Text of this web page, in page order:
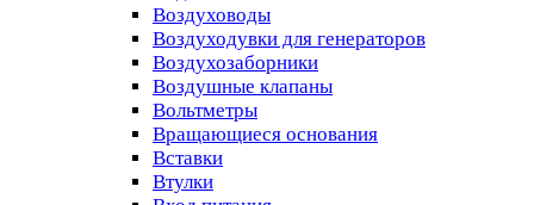
Воздуховоды
Воздуходувки для генераторов
Воздухозаборники
Воздушные клапаны
Вольтметры
Вращающиеся основания
Вставки
Втулки